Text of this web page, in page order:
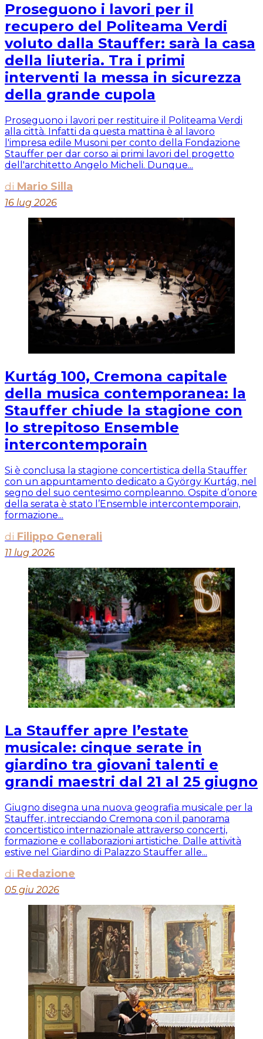
Proseguono i lavori per il
recupero del Politeama Verdi
voluto dalla Stauffer: sarà la casa
della liuteria. Tra i primi
interventi la messa in sicurezza
della grande cupola
Proseguono i lavori per restituire il Politeama Verdi
alla città. Infatti da questa mattina è al lavoro
l'impresa edile Musoni per conto della Fondazione
Stauffer per dar corso ai primi lavori del progetto
dell'architetto Angelo Micheli. Dunque...
di Mario Silla
16 lug 2026
Kurtág 100, Cremona capitale
della musica contemporanea: la
Stauffer chiude la stagione con
lo strepitoso Ensemble
intercontemporain
Si è conclusa la stagione concertistica della Stauffer
con un appuntamento dedicato a György Kurtág, nel
segno del suo centesimo compleanno. Ospite d’onore
della serata è stato l’Ensemble intercontemporain,
formazione...
di Filippo Generali
11 lug 2026
La Stauffer apre l’estate
musicale: cinque serate in
giardino tra giovani talenti e
grandi maestri dal 21 al 25 giugno
Giugno disegna una nuova geografia musicale per la
Stauffer, intrecciando Cremona con il panorama
concertistico internazionale attraverso concerti,
formazione e collaborazioni artistiche. Dalle attività
estive nel Giardino di Palazzo Stauffer alle...
di Redazione
05 giu 2026